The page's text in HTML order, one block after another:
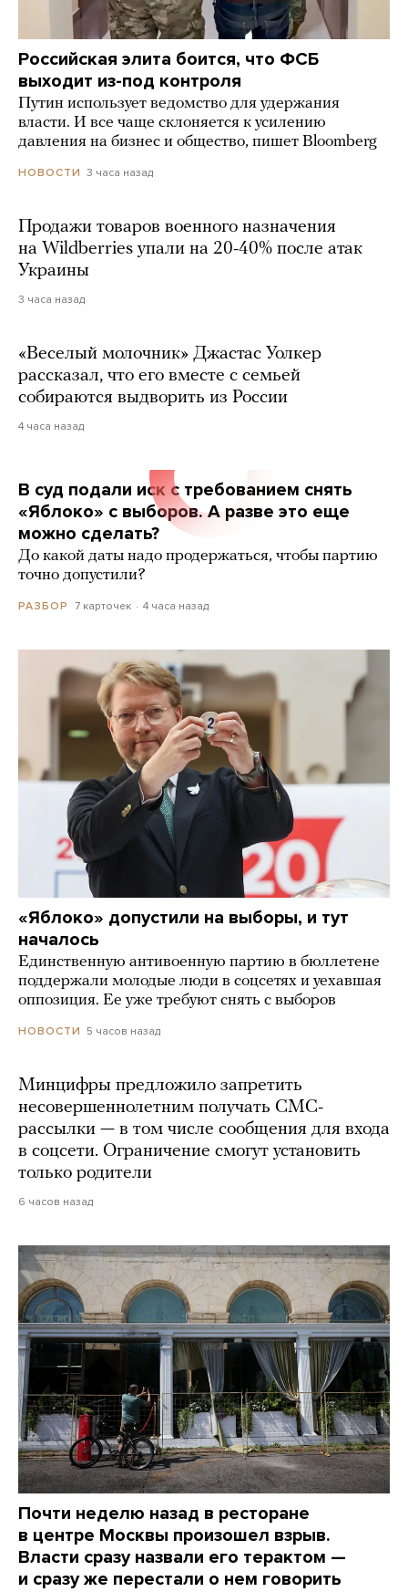
Российская элита боится, что ФСБ
выходит из-под контроля
Путин использует ведомство для удержания
власти. И все чаще склоняется к усилению
давления на бизнес и общество, пишет Bloomberg
НОВОСТИ 3 часа назад
Продажи товаров военного назначения
на Wildberries упали на 20-40% после атак
Украины
3 часа назад
«Веселый молочник» Джастас Уолкер
рассказал, что его вместе с семьей
собираются выдворить из России
4 часа назад
В суд подали иск с требованием снять
«Яблоко» с выборов. А разве это еще
можно сделать?
До какой даты надо продержаться, чтобы партию
точно допустили?
РАЗБОР 7 карточек 4 часа назад
«Яблоко» допустили на выборы, и тут
началось
Единственную антивоенную партию в бюллетене
поддержали молодые люди в соцсетях и уехавшая
оппозиция. Ее уже требуют снять с выборов
НОВОСТИ 5 часов назад
Минцифры предложило запретить
несовершеннолетним получать СМС-
рассылки — в том числе сообщения для входа
в соцсети. Ограничение смогут установить
только родители
6 часов назад
Почти неделю назад в ресторане
в центре Москвы произошел взрыв.
Власти сразу назвали его терактом —
и сразу же перестали о нем говорить